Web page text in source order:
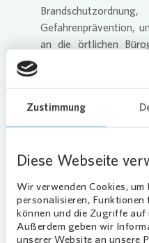
Zustimmung
Diese Webseite
Wir verwenden Cookies,
personalisieren,
können und die Zugriffe auf
Außerdem geben wir
unserer Website an unsere
Gefahrenprävention,
an die örtlichen
Nach einer kurzen
praktische Teil. In
über das Absetzen
aktiven